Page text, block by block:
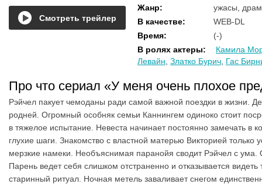
Смотреть трейлер
Жанр:
ужасы,
В качестве:
WEB-DL
Время:
(-)
В ролях актеры:
Камила
Левайн Златко Бурич Гас
Про что сериал «У меня очень плохое
Рэйчел пакует чемоданы ради самой важной поездки в жизни.
родней. Огромный особняк семьи Каннингем одиноко стоит
в тяжелое испытание. Невеста начинает постоянно замечать
глухие шаги. Знакомство с властной матерью Викторией только
мерзкие намеки. Необъяснимая паранойя сводит Рэйчел с ума.
Парень ведет себя слишком отстраненно и отказывается
старинный ритуал. Ночная метель заваливает снегом